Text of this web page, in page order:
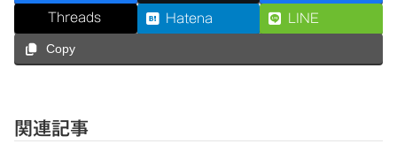
Threads Hatena LINE
Copy
関連記事